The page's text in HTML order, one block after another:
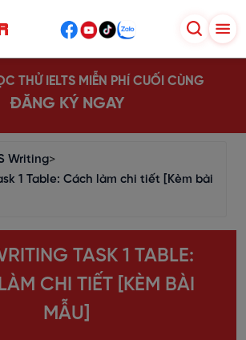
THỬ IELTS MIỄN PHÍ CUỐI CÙNG
ĐĂNG KÝ NGAY
Writing>
1 Table: Cách làm chi tiết [Kèm bài
TASK 1 TABLE:
CHI TIẾT [KÈM BÀI
MẪU]